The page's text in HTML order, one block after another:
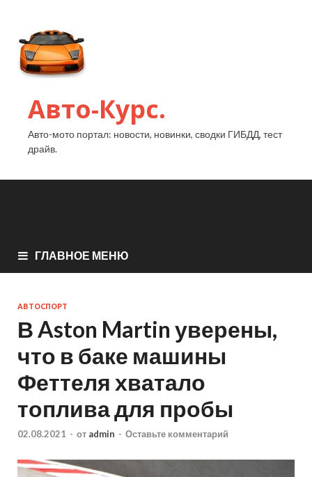
Авто-Курс.
Авто-мото портал: новости, новинки, сводки ГИБДД, тест
драйв.
ГЛАВНОЕ МЕНЮ
АВТОСПОРТ
В Aston Martin уверены,
что в баке машины
Феттеля хватало
топлива для пробы
02.08.2021 - от admin - Оставьте комментарий